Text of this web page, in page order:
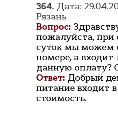
364. Дата:
Рязань
Вопрос:
пожалуйста, при
суток мы можем
номере, а входит
данную оплату?
Ответ: Добрый
питание входит
стоимость.